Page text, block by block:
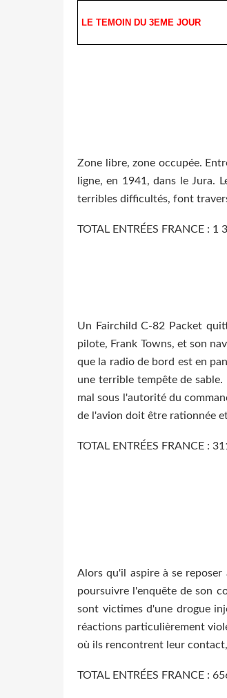
LE TEMOIN DU 3EME JOUR
Zone libre, zone occupée.
ligne, en 1941, dans le Jura.
terribles difficultés, font
TOTAL ENTRÉES FRANCE : 1
Un Fairchild C-82 Packet
pilote, Frank Towns, et son
que la radio de bord est en
une terrible tempête de
mal sous l'autorité du
de l'avion doit être rationnée
TOTAL ENTRÉES FRANCE :
Alors qu'il aspire à se reposer
poursuivre l'enquête de son
sont victimes d'une drogue
réactions particulièrement
où ils rencontrent leur
TOTAL ENTRÉES FRANCE :